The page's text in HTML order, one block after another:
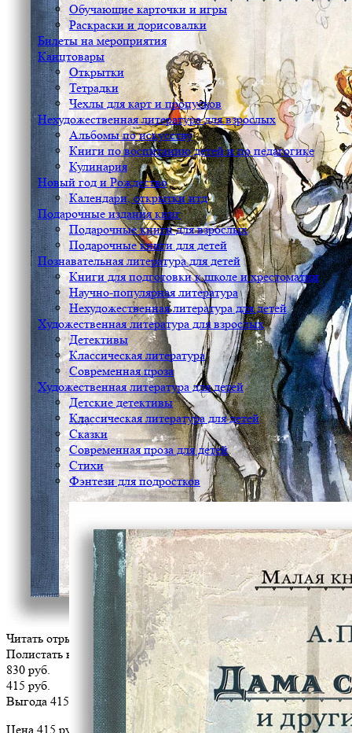
Обучающие карточки и игры
Раскраски и дорисовалки
Билеты на мероприятия
Канцтовары
Открытки
Тетрадки
Чехлы для карт и пропусков
Нехудожественная литература для взрослых
Альбомы по искусству
Книги по воспитанию детей и по педагогике
Кулинария
Новый год и Рождество
Календари, открытки итд
Подарочные издания книг
Подарочные книги для взрослых
Подарочные книги для детей
Познавательная литература для детей
Книги для подготовки к школе и хрестоматии
Научно-популярная литература
Нехудожественная литература для детей
Художественная литература для взрослых
Детективы
Классическая литература
Современная проза
Художественная литература для детей
Детские детективы
Классическая литература для детей
Сказки
Современная проза для детей
Стихи
Фэнтези для подростков
Читать отрывок
Полистать книгу
830 руб.
415 руб.
Выгода 415 руб.
Цена 415 руб. за 1 шт